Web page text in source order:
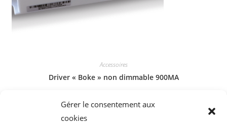
Gérer le consentement aux
cookies
Accessoires
Driver « Boke » non dimmable 900MA
8,29€
Ajouter au panier